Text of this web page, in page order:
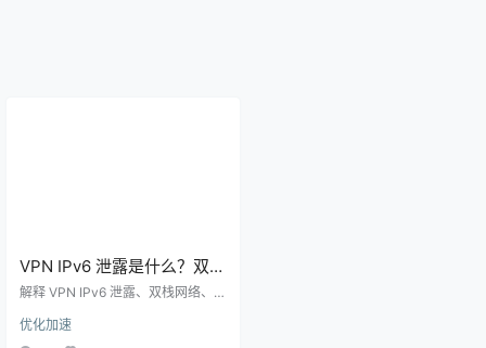
VPN IPv6 泄露是什么？双栈
网络下代理规则和浏览器检
解释 VPN IPv6 泄露、双栈网络、代
法，适合排查 IP 显示异常和访问路
径不一致的问题。
优化加速